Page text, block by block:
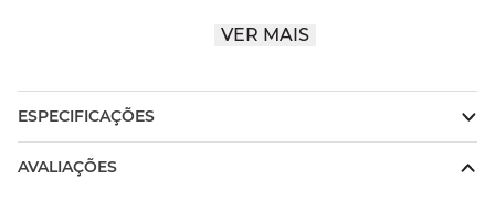
IMPORTANTE: O móvel possui estilo rústico, com
acabamento que valoriza a aparência natural da
relevo, características próprias do material e do
processo artesanal.
VER MAIS
ESPECIFICAÇÕES
AVALIAÇÕES